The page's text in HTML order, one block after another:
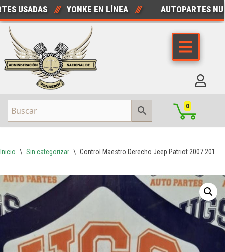
Saltar
al
contenido
USADAS /// YONKE EN LÍNEA /// AUTOPARTES
0
Inicio \ Sin categorizar \ Control Maestro Derecho Jeep Patriot 2007 2017